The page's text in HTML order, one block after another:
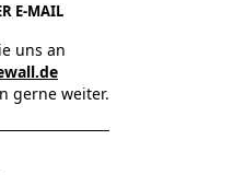
E-MAIL
uns an
gerne weiter.